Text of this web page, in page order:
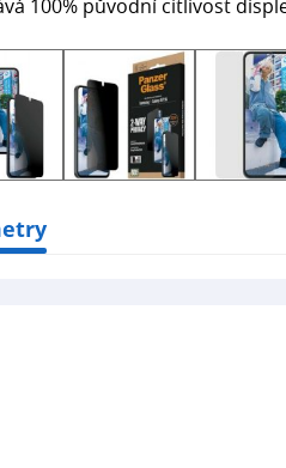
100% původní citlivost